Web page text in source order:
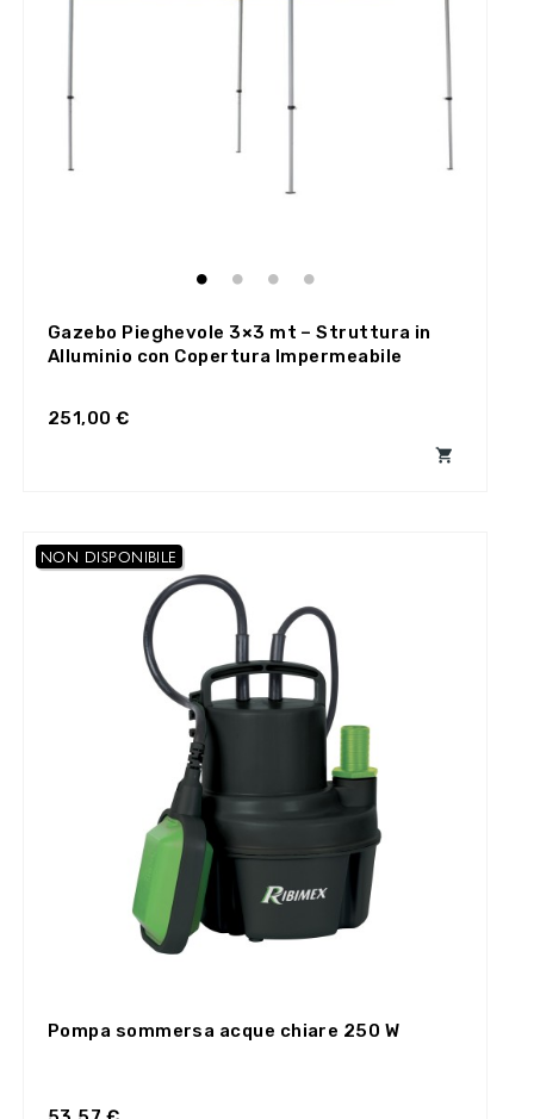
Gazebo Pieghevole 3×3 mt – Struttura in
Alluminio con Copertura Impermeabile
251,00 €

NON DISPONIBILE
Pompa sommersa acque chiare 250 W